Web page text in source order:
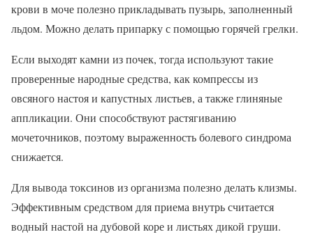
крови в моче полезно прикладывать пузырь, заполненный
льдом. Можно делать припарку с помощью горячей грелки.
Если выходят камни из почек, тогда используют такие
проверенные народные средства, как компрессы из
овсяного настоя и капустных листьев, а также глиняные
аппликации. Они способствуют растягиванию
мочеточников, поэтому выраженность болевого синдрома
снижается.
Для вывода токсинов из организма полезно делать клизмы.
Эффективным средством для приема внутрь считается
водный настой на дубовой коре и листьях дикой груши.